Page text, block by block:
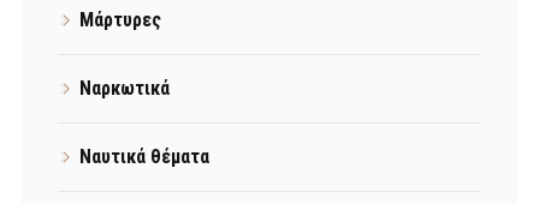
Μάρτυρες
Ναρκωτικά
Ναυτικά θέματα